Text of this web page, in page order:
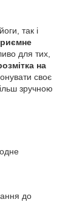
так і
для тих,
на
своє
зручною
до